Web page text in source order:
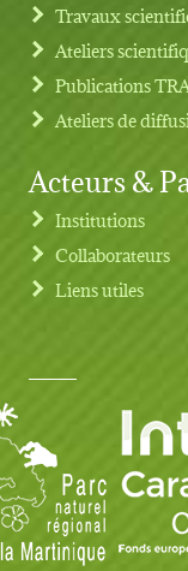
Travaux
Ateliers
Publications
Ateliers de
Acteurs &
Institutions
Collaborateurs
Liens utiles